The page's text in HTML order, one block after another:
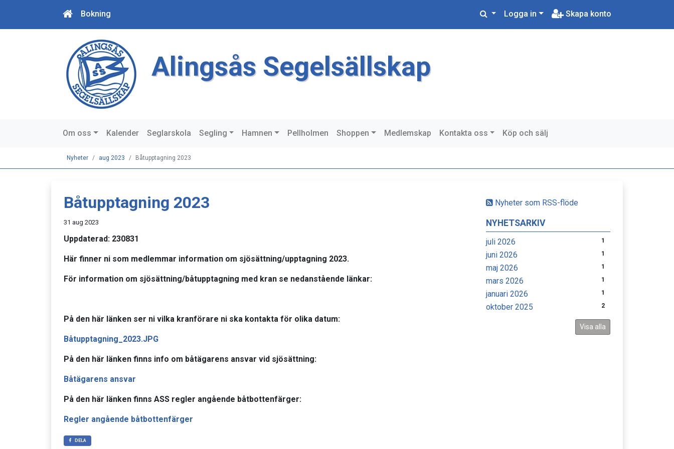
Bokning Logga in Skapa konto
Alingsås Segelsällskap
Om oss Kalender Seglarskola Segling Hamnen Pellholmen Shoppen Medlemskap Kontakta oss Köp och sälj
Nyheter aug 2023 Båtupptagning 2023
Nyheter som RSS-flöde
NYHETSARKIV
juli 2026 1
juni 2026 1
maj 2026 1
mars 2026 1
januari 2026 1
oktober 2025 2
Visa alla
Båtupptagning 2023
31 aug 2023
Uppdaterad: 230831
Här finner ni som medlemmar information om sjösättning/upptagning 2023.
För information om sjösättning/båtupptagning med kran se nedanstående länkar:
På den här länken ser ni vilka kranförare ni ska kontakta för olika datum:
Båtupptagning_2023.JPG
På den här länken finns info om båtägarens ansvar vid sjösättning:
Båtägarens ansvar
På den här länken finns ASS regler angående båtbottenfärger:
Regler angående båtbottenfärger
DELA